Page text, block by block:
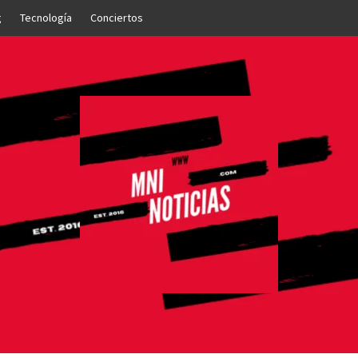
Tecnología Conciertos